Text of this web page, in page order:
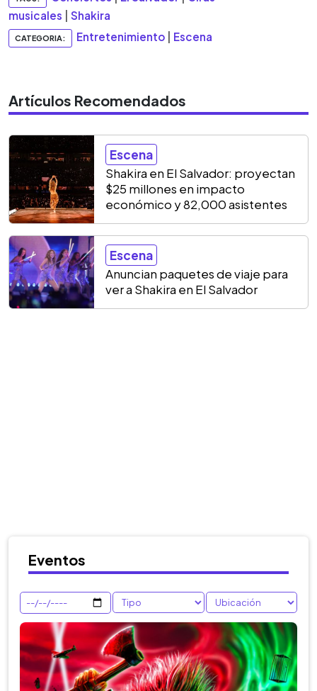
musicales
Shakira
CATEGORIA: Entretenimiento Escena
Artículos Recomendados
Escena
Shakira en El Salvador: proyectan
$25 millones en impacto
económico y 82,000 asistentes
Escena
Anuncian paquetes de viaje para
ver a Shakira en El Salvador
Eventos